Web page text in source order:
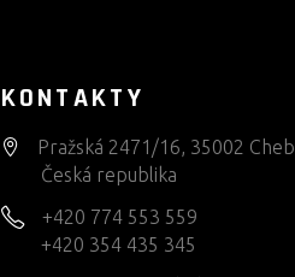
KONTAKTY
Pražská 2471/16, 35002 Cheb
Česká republika
+420 774 553 559
+420 354 435 345